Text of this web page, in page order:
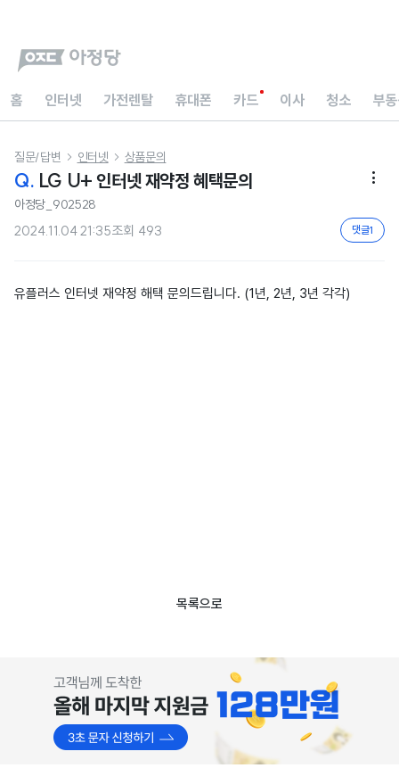
홈 인터넷 가전렌탈 휴대폰 카드 이사 청소 부
질문/답변  인터넷  상품문의
Q. LG U+ 인터넷 재약정 혜택문의 
아정당_902528
2024.11.04 21:35조회 493 댓글1
유플러스 인터넷 재약정 해택 문의드립니다. (1년, 2년, 3년 각각)
목록으로